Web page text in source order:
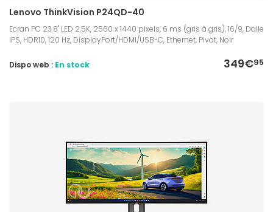
Lenovo ThinkVision P24QD-40
Ecran PC 23.8" LED 2.5K, 2560 x 1440 pixels, 6 ms (gris à gris), 16/9, Dalle
IPS, HDR10, 120 Hz, DisplayPort/HDMI/USB-C, Ethernet, Pivot, Noir
349€95
Dispo web : En stock